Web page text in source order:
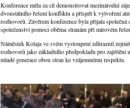
Konference měla za cíl demonstrovat mezinárodní
dvoustátního řešení konfliktu a přispět k vytvoření
rozhovorů. Závěrem konference byla přijata
společenství pomoci oběma stranám při mírovém
Náměstek Kolaja ve svém vystoupení zdůraznil
rozhovorů jako základního předpokladu pro
mladé generace obou stran ke vzájemnému respektu.